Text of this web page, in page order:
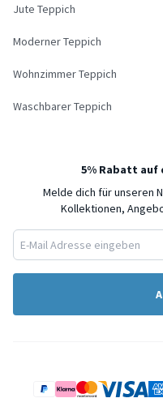
Jute Teppich
Moderner Teppich
Wohnzimmer Teppich
Waschbarer Teppich
5% Rabatt auf
Melde dich für unseren
Kollektionen,